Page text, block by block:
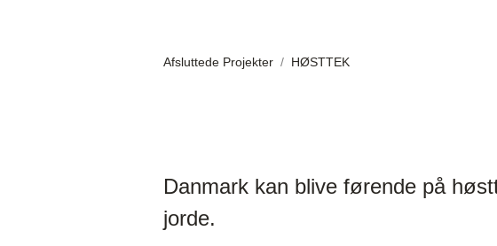
Afsluttede Projekter HØSTTEK
Danmark kan blive førende på
jorde.